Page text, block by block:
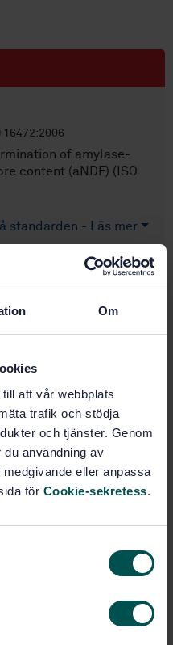
Om
att vår webbplats
trafik och stödja
och tjänster. Genom
användning av
eller anpassa
för Cookie-sekretess.
16472:2006
of amylase-
content (aNDF) (ISO
standarden - Läs mer
Pris:1 097 SEK
TK 435/AG 02
feeding stuffs -
treated